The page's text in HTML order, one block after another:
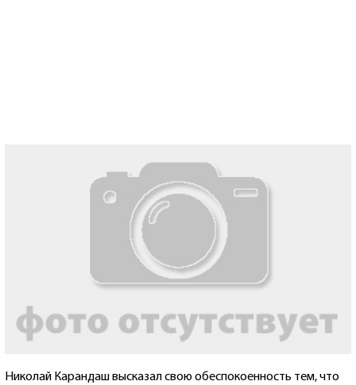
Николай Карандаш высказал свою обеспокоенность тем, что